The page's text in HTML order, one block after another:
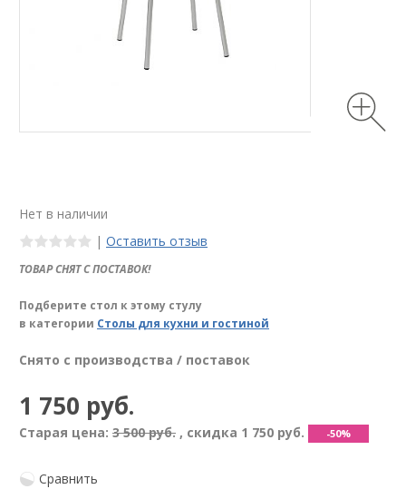
Нет в наличии
| Оставить отзыв
ТОВАР СНЯТ С ПОСТАВОК!
Подберите стол к этому стулу
в категории Столы для кухни и гостиной
Снято с производства / поставок
1 750 руб.
Старая цена: 3 500 руб. , скидка 1 750 руб. -50%
Сравнить